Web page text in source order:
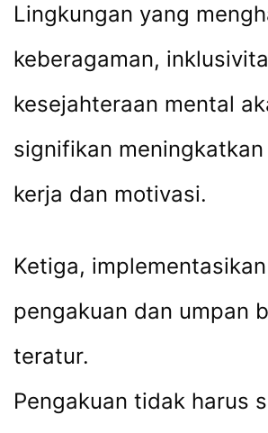
Lingkungan yang
keberagaman,
kesejahteraan mental
signifikan
kerja dan motivasi.
Ketiga,
pengakuan dan umpan
teratur.
Pengakuan tidak harus